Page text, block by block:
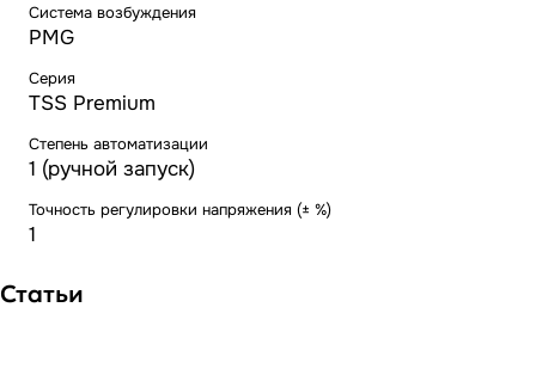
Система возбуждения
PMG
Серия
TSS Premium
Степень автоматизации
1 (ручной запуск)
Точность регулировки напряжения (± %)
1
Статьи